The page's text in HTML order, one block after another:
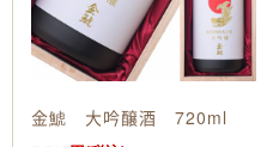
金鯱 大吟醸酒 720ml